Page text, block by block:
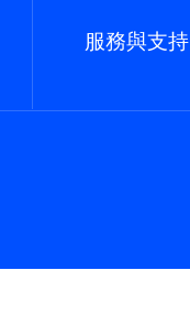
服務與支持